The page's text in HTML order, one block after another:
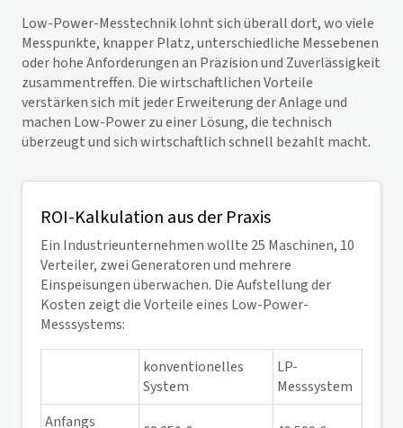
Low-Power-Messtechnik lohnt sich überall dort, wo viele
Messpunkte, knapper Platz, unterschiedliche Messebenen
oder hohe Anforderungen an Präzision und Zuverlässigkeit
zusammentreffen. Die wirtschaftlichen Vorteile
verstärken sich mit jeder Erweiterung der Anlage und
machen Low-Power zu einer Lösung, die technisch
überzeugt und sich wirtschaftlich schnell bezahlt macht.
ROI-Kalkulation aus der Praxis
Ein Industrieunternehmen wollte 25 Maschinen, 10
Verteiler, zwei Generatoren und mehrere
Einspeisungen überwachen. Die Aufstellung der
Kosten zeigt die Vorteile eines Low-Power-
Messsystems:
konventionelles
System
LP-
Messsystem
Anfangs